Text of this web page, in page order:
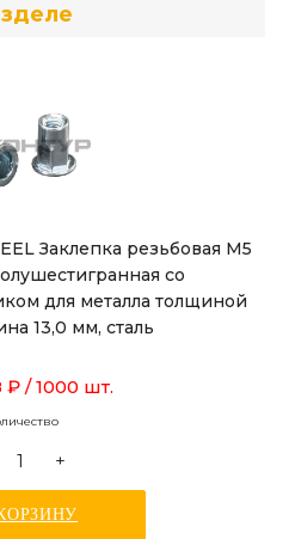
Заклепка резьбовая М5
со
для металла толщиной
13,0 мм, сталь
₽ / 1000 шт.
+